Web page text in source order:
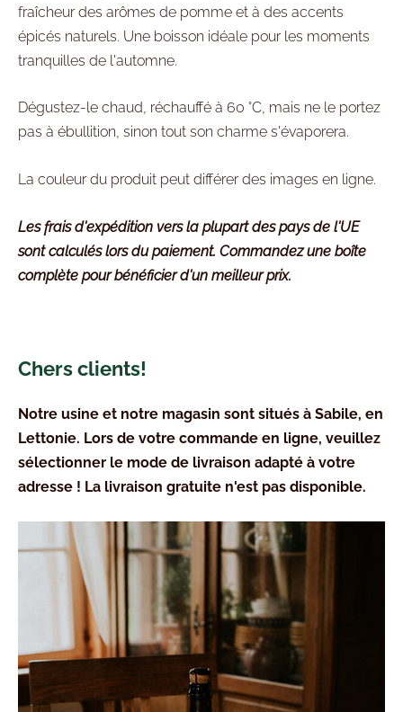
Chers clients!
Notre usine et notre magasin sont situés à Sabile, en
Lettonie. Lors de votre commande en ligne, veuillez
sélectionner le mode de livraison adapté à votre
adresse ! La livraison gratuite n'est pas disponible.
fraîcheur des arômes de pomme et à des accents
épicés naturels. Une boisson idéale pour les moments
tranquilles de l'automne.
Dégustez-le chaud, réchauffé à 60 °C, mais ne le portez
pas à ébullition, sinon tout son charme s'évaporera.
La couleur du produit peut différer des images en ligne.
Les frais d'expédition vers la plupart des pays de l'UE
sont calculés lors du paiement. Commandez une boîte
complète pour bénéficier d'un meilleur prix.